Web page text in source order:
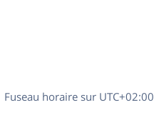
Fuseau horaire sur UTC+02:00